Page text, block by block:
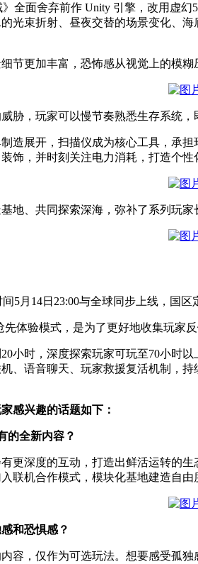
全面舍弃前作 Unity 引擎，改用
光束折射、昼夜交替的场景变化、
节更加丰富，恐怖感从视觉上的模
胁，玩家可以慢节奏熟悉生存系统，
造展开，扫描仪成为核心工具，承
饰，并时刻关注电力消耗，打造个
地、共同探索深海，弥补了系列玩
5月14日23:00与全球同步上线，国
体验模式，是为了更好地收集玩家
小时，深度探索玩家可玩至70小时
、语音聊天、玩家救援复活机制，
感兴趣的话题如下：
的全新内容？
更深度的互动，打造出鲜活运转的
联机合作模式，模块化基地建造自由
和恐惧感？
容，仅作为可选玩法。想要感受孤